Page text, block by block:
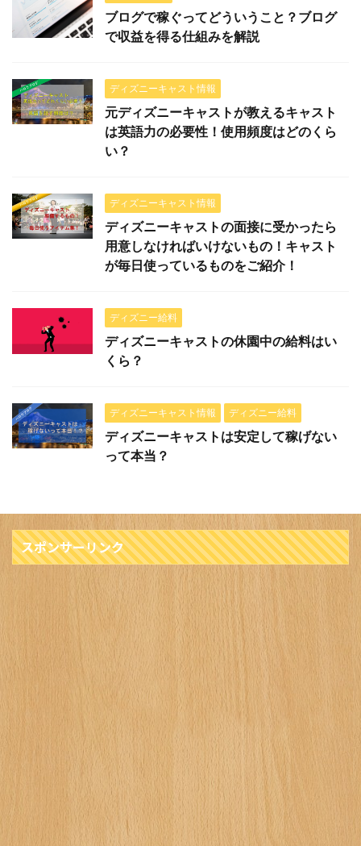
ブログで稼ぐってどういうこと？ブログ
で収益を得る仕組みを解説
ディズニーキャスト情報
元ディズニーキャストが教えるキャスト
は英語力の必要性！使用頻度はどのくら
い？
ディズニーキャスト情報
ディズニーキャストの面接に受かったら
用意しなければいけないもの！キャスト
が毎日使っているものをご紹介！
ディズニー給料
ディズニーキャストの休園中の給料はい
くら？
ディズニーキャスト情報 ディズニー給料
ディズニーキャストは安定して稼げない
って本当？
スポンサーリンク